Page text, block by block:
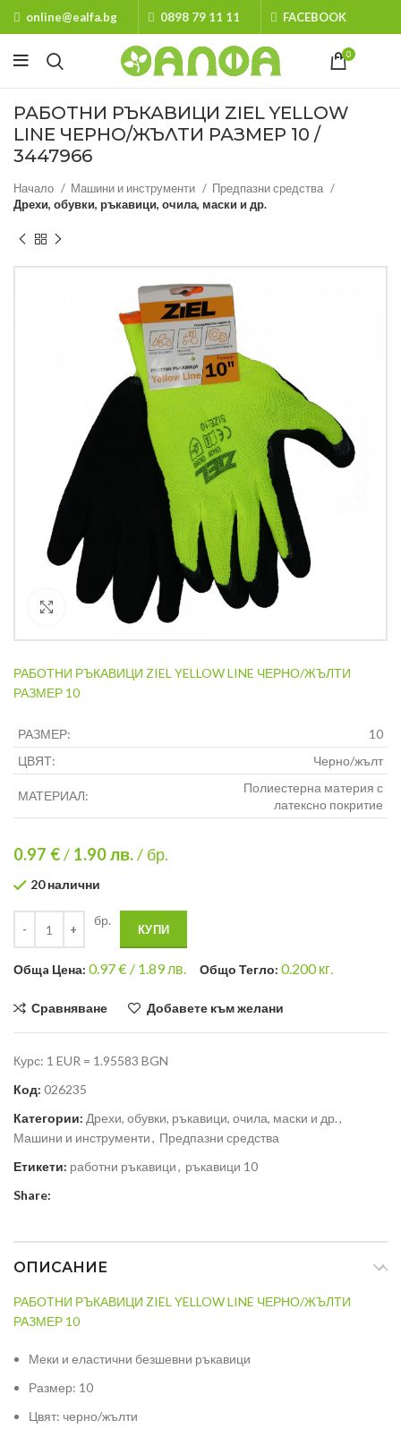
online@ealfa.bg 0898 79 11 11 FACEBOOK
0
РАБОТНИ РЪКАВИЦИ ZIEL YELLOW
LINE ЧЕРНО/ЖЪЛТИ РАЗМЕР 10 /
3447966
Начало Машини и инструменти
Предпазни средства
Дрехи, обувки, ръкавици, очила, маски и др.
Кликнете за уголемяване
РАБОТНИ РЪКАВИЦИ ZIEL YELLOW LINE ЧЕРНО/ЖЪЛТИ
РАЗМЕР 10
РАЗМЕР:
10
ЦВЯТ:
Черно/жълт
МАТЕРИАЛ:
Полиестерна материя с
латексно покритие
0.97 €/ 1.90лв./ бр.
20 налични
бр.
КУПИ
Общa Цена: 0.97€ / 1.89 лв. Общо Тегло: 0.200кг.
Сравняване Добавете към желани
Курс: 1 EUR = 1.95583 BGN
Код: 026235
Категории: Дрехи, обувки, ръкавици, очила, маски и др.,
Машини и инструменти, Предпазни средства
Етикети: работни ръкавици, ръкавици 10
Share:
ОПИСАНИЕ
РАБОТНИ РЪКАВИЦИ ZIEL YELLOW LINE ЧЕРНО/ЖЪЛТИ
РАЗМЕР 10
Меки и еластични безшевни ръкавици
Размер: 10
Цвят: черно/жълти